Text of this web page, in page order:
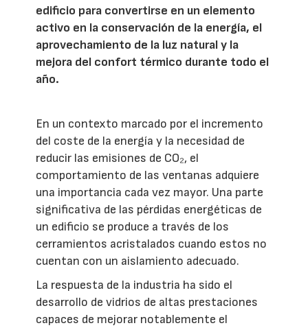
edificio para convertirse en un elemento
activo en la conservación de la energía, el
aprovechamiento de la luz natural y la
mejora del confort térmico durante todo el
año.
En un contexto marcado por el incremento
del coste de la energía y la necesidad de
reducir las emisiones de CO₂, el
comportamiento de las ventanas adquiere
una importancia cada vez mayor. Una parte
significativa de las pérdidas energéticas de
un edificio se produce a través de los
cerramientos acristalados cuando estos no
cuentan con un aislamiento adecuado.
La respuesta de la industria ha sido el
desarrollo de vidrios de altas prestaciones
capaces de mejorar notablemente el